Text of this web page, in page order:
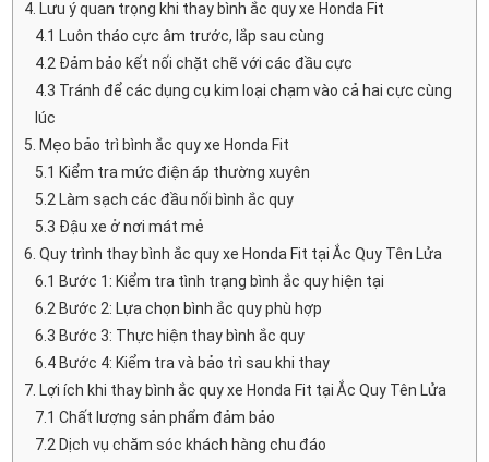
4. Lưu ý quan trọng khi thay bình ắc quy xe Honda Fit
4.1 Luôn tháo cực âm trước, lắp sau cùng
4.2 Đảm bảo kết nối chặt chẽ với các đầu cực
4.3 Tránh để các dụng cụ kim loại chạm vào cả hai cực cùng
lúc
5. Mẹo bảo trì bình ắc quy xe Honda Fit
5.1 Kiểm tra mức điện áp thường xuyên
5.2 Làm sạch các đầu nối bình ắc quy
5.3 Đậu xe ở nơi mát mẻ
6. Quy trình thay bình ắc quy xe Honda Fit tại Ắc Quy Tên Lửa
6.1 Bước 1: Kiểm tra tình trạng bình ắc quy hiện tại
6.2 Bước 2: Lựa chọn bình ắc quy phù hợp
6.3 Bước 3: Thực hiện thay bình ắc quy
6.4 Bước 4: Kiểm tra và bảo trì sau khi thay
7. Lợi ích khi thay bình ắc quy xe Honda Fit tại Ắc Quy Tên Lửa
7.1 Chất lượng sản phẩm đảm bảo
7.2 Dịch vụ chăm sóc khách hàng chu đáo